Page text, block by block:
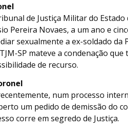
de Justiça Militar do Estado
Pereira Novaes, a um ano e
sexualmente a ex-soldado da
SP mateve a condenação
de recurso.
num processo
um pedido de demissão do
corre em segredo de Justiça.